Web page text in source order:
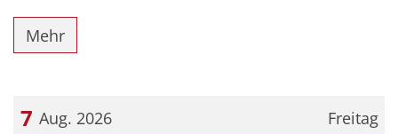
Mehr
Freitag
7 Aug. 2026